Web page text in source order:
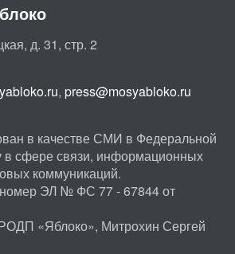
д. 31, стр. 2
, press@mosyabloko.ru
в качестве СМИ в Федеральной
в сфере связи, информационных
коммуникаций.
ЭЛ № ФС 77 - 67844 от
«Яблоко», Митрохин Сергей